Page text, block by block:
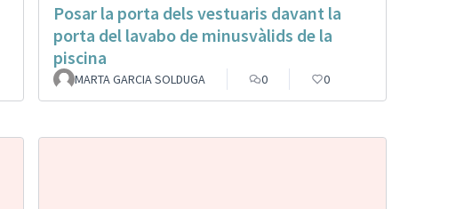
Posar la porta dels vestuaris davant la
porta del lavabo de minusvàlids de la
piscina
MARTA GARCIA SOLDUGA 0 0